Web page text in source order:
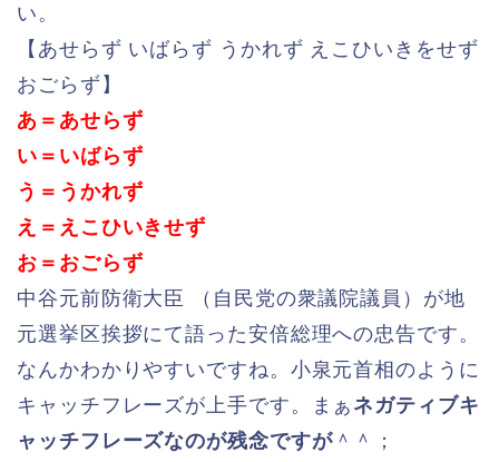
い。
【あせらず いばらず うかれず えこひいきをせず
おごらず】
あ＝あせらず
い＝いばらず
う＝うかれず
え＝えこひいきせず
お＝おごらず
中谷元前防衛大臣 （自民党の衆議院議員）が地
元選挙区挨拶にて語った安倍総理への忠告です。
なんかわかりやすいですね。小泉元首相のように
キャッチフレーズが上手です。まぁ ネガティブキ
ャッチフレーズなのが残念ですが＾＾；